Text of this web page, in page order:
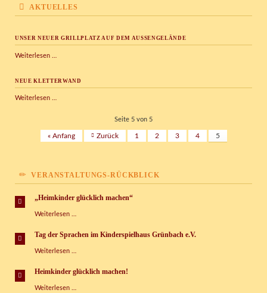
AKTUELLES
UNSER NEUER GRILLPLATZ AUF DEM AUSSENGELÄNDE
Weiterlesen …
auf
NEUE KLETTERWAND
Weiterlesen …
Seite 5 von 5
« Anfang Zurück 1 2 3 4 5
VERANSTALTUNGS-RÜCKBLICK
„Heimkinder glücklich machen“
Weiterlesen …
machen“
Tag der Sprachen im Kinderspielhaus Grünbach e.V.
Weiterlesen …
Sprachen
Kinderspielhaus
Heimkinder glücklich machen!
Weiterlesen …